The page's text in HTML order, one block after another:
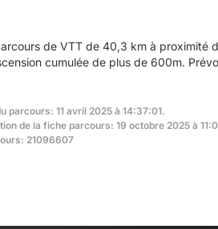
de VTT de 40,3 km à proximité
cumulée de plus de 600m.
parcours: 11 avril 2025 à 14:37:01.
de la fiche parcours: 19 octobre 2025 à
21096607